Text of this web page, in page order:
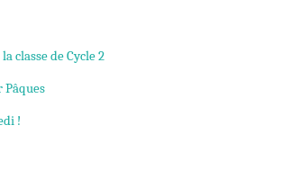
classe de Cycle 2
!